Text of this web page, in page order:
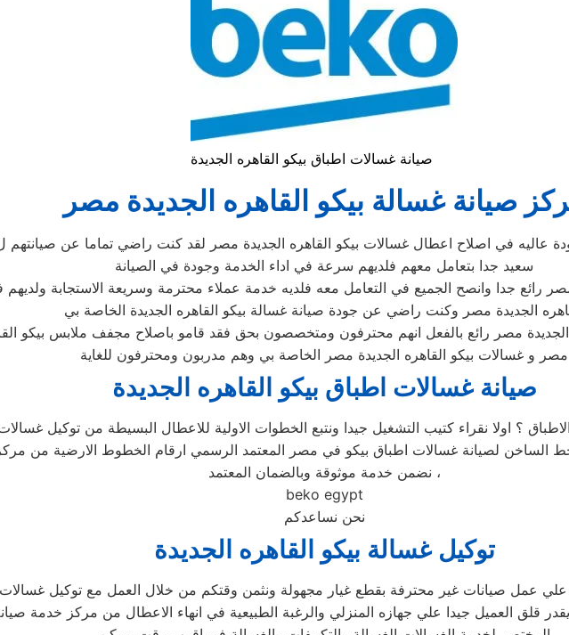
صيانة غسالات اطباق بيكو القاهره الجديدة
صيانة غسالة بيكو القاهره الجديدة مصر
عاليه في اصلاح اعطال غسالات بيكو القاهره الجديدة مصر لقد كنت راضي تماما عن صيانتهم ل
سعيد جدا بتعامل معهم فلديهم سرعة في اداء الخدمة وجودة في الصيانة
رائع جدا وانصح الجميع في التعامل معه فلديه خدمة عملاء محترمة وسريعة الاستجابة
الجديدة مصر وكنت راضي عن جودة صيانة غسالة بيكو القاهره الجديدة الخاصة بي
الجديدة مصر رائع بالفعل انهم محترفون ومتخصصون بحق فقد قامو باصلاح مجفف ملابس بيكو
مصر و غسالات بيكو القاهره الجديدة مصر الخاصة بي وهم مدربون ومحترفون للغاية
صيانة غسالات اطباق بيكو القاهره الجديدة
؟ اولا نقراء كتيب التشغيل جيدا ونتبع الخطوات الاولية للاعطال البسيطة من توكيل
الساخن لصيانة غسالات اطباق بيكو في مصر المعتمد الرسمي ارقام الخطوط الارضية من
نضمن خدمة موثوقة وبالضمان المعتمد ،
beko egypt
نحن نساعدكم
توكيل غسالة بيكو القاهره الجديدة
علي عمل صيانات غير محترفة بقطع غيار مجهولة ونثمن وقتكم من خلال العمل مع توكيل
العميل جيدا علي جهازه المنزلي والرغبة الطبيعية في انهاء الاعطال من مركز خدمة